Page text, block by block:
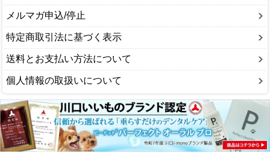
メルマガ申込/停止
特定商取引法に基づく表示
送料とお支払い方法について
個人情報の取扱いについて